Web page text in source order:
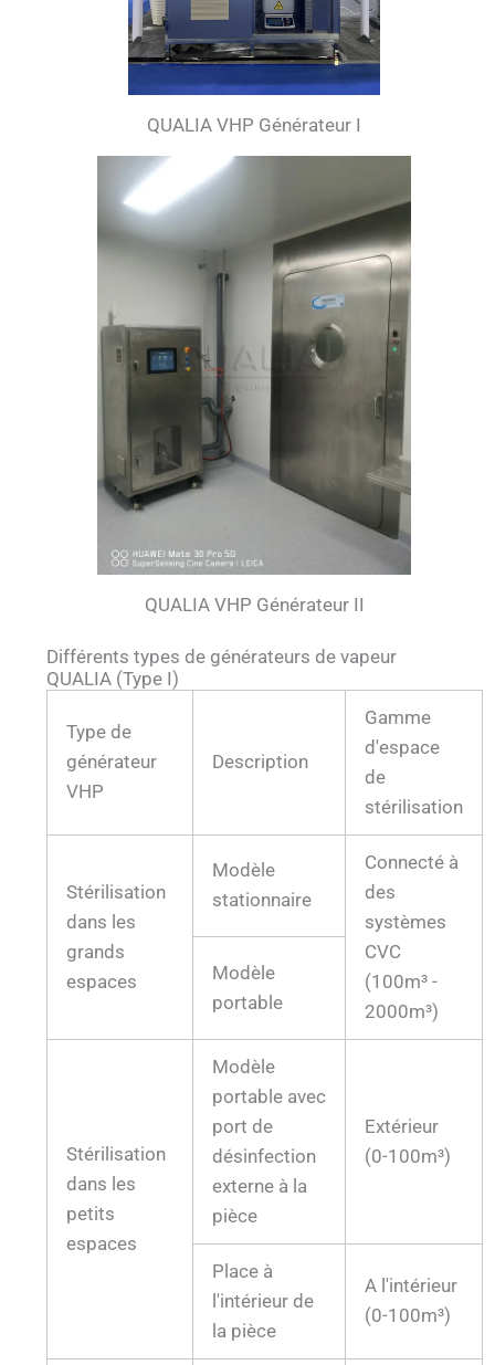
QUALIA VHP Générateur I
QUALIA VHP Générateur II
Différents types de générateurs de vapeur
QUALIA (Type I)
Type de
générateur
VHP
Description
Gamme
d'espace
de
stérilisation
Stérilisation
dans les
grands
espaces
Modèle
stationnaire
Connecté à
des
systèmes
CVC
(100m³ -
2000m³)
Modèle
portable
Stérilisation
dans les
petits
espaces
Modèle
portable avec
port de
désinfection
externe à la
pièce
Extérieur
(0-100m³)
Place à
l'intérieur de
la pièce
A l'intérieur
(0-100m³)